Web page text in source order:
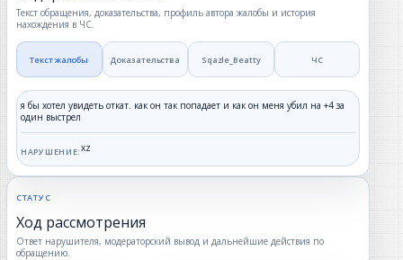
Текст обращения, доказательства, профиль автора жалобы и история
нахождения в ЧС.
Текст жалобы Доказательства Sqazle_Beatty ЧС
я бы хотел увидеть откат. как он так попадает и как он меня убил на +4 за
один выстрел
НАРУШЕНИЕ:xz
СТАТУС
Ход рассмотрения
Ответ нарушителя, модераторский вывод и дальнейшие действия по
обращению.